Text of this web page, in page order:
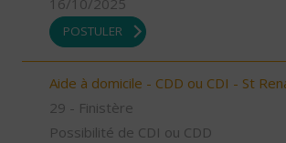
POSTULER
Aide à domicile - CDD ou CDI - St
29 - Finistère
Possibilité de CDI ou CDD